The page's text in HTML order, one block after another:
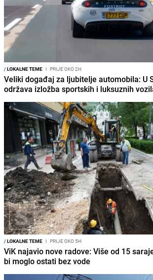
/LOKALNE TEME I PRIJE OKO 2H
Veliki događaj za ljubitelje automobila: U
održava izložba sportskih i luksuznih
/LOKALNE TEME I PRIJE OKO 5H
ViK najavio nove radove: Više od 15
bi moglo ostati bez vode